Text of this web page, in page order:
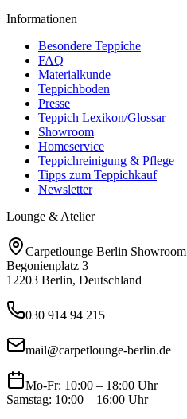
Informationen
Besondere Teppiche
FAQ
Materialkunde
Teppichboden
Presse
Teppich Lexikon/Glossar
Showroom
Homeservice
Teppichreinigung & Pflege
Tipps zum Teppichkauf
Newsletter
Lounge & Atelier
Carpetlounge Berlin Showroom
Begonienplatz 3
12203 Berlin, Deutschland
030 914 94 215
mail@carpetlounge-berlin.de
Mo-Fr: 10:00 – 18:00 Uhr
Samstag: 10:00 – 16:00 Uhr